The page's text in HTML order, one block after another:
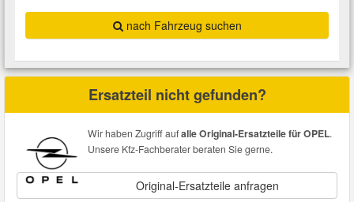
nach Fahrzeug suchen
Ersatzteil nicht gefunden?
Wir haben Zugriff aufalle Original-Ersatzteile für OPEL.
Unsere Kfz-Fachberater beraten Sie gerne.
Original-Ersatzteile anfragen
Motor
Karosserieteile
Räder und Reifen
Riementrieb
Schmiermittel
Kfz Spezialwerkzeuge
Leitungsverbinder
Motortechnik Werkzeuge
Prüf- und Messwerkzeuge
Marderschutz
Nachrüstwischer
Pannenhilfe
Reifen Zubehör
BMW Ersatzteile
Chevrolet Ersatzteile
Chrysler Ersatzteile
Cupra Ersatzteile